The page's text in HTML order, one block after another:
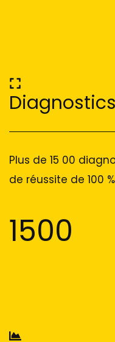
Diagnostics
Plus de 15 00
de réussite de 100
1500